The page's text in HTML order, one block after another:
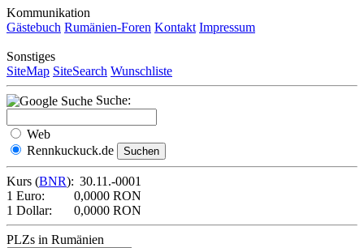
Kommunikation
Gästebuch Rumänien-Foren Kontakt Impressum
Sonstiges
SiteMap SiteSearch Wunschliste
Suche:
Web
Rennkuckuck.de
Kurs (BNR): 30.11.-0001
1 Euro:
0,0000 RON
1 Dollar:
0,0000 RON
PLZs in Rumänien